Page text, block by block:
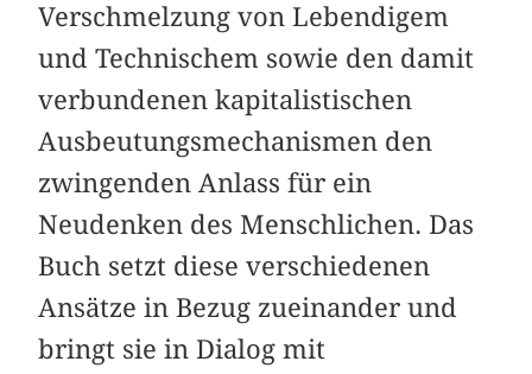
Verschmelzung von Lebendigem
und Technischem sowie den damit
verbundenen kapitalistischen
Ausbeutungsmechanismen den
zwingenden Anlass für ein
Neudenken des Menschlichen. Das
Buch setzt diese verschiedenen
Ansätze in Bezug zueinander und
bringt sie in Dialog mit